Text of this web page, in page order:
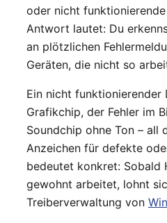
oder nicht
Antwort lautet: Du
an plötzlichen
Geräten, die nicht so
Ein nicht funktionierender
Grafikchip, der Fehler im
Soundchip ohne Ton – all
Anzeichen für defekte
bedeutet konkret: Sobald
gewohnt arbeitet, lohnt
Treiberverwaltung von